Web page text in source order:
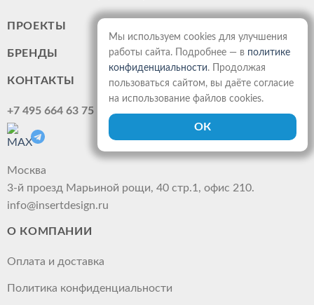
ПРОЕКТЫ
БРЕНДЫ
КОНТАКТЫ
+7 495 664 63 75
Москва
3-й проезд Марьиной рощи, 40 стр.1, офис 210.
info@insertdesign.ru
О КОМПАНИИ
Оплата и доставка
Политика конфиденциальности
Мы используем cookies для улучшения
работы сайта. Подробнее — в политике
конфиденциальности. Продолжая
пользоваться сайтом, вы даёте согласие
на использование файлов cookies.